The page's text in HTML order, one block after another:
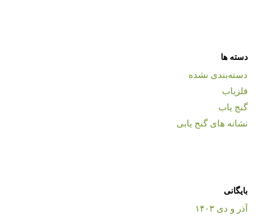
دسته ها
دسته‌بندی نشده
فلزیاب
گنج یاب
نشانه های گنج یابی
بایگانی
آذر و دی ۱۴۰۳